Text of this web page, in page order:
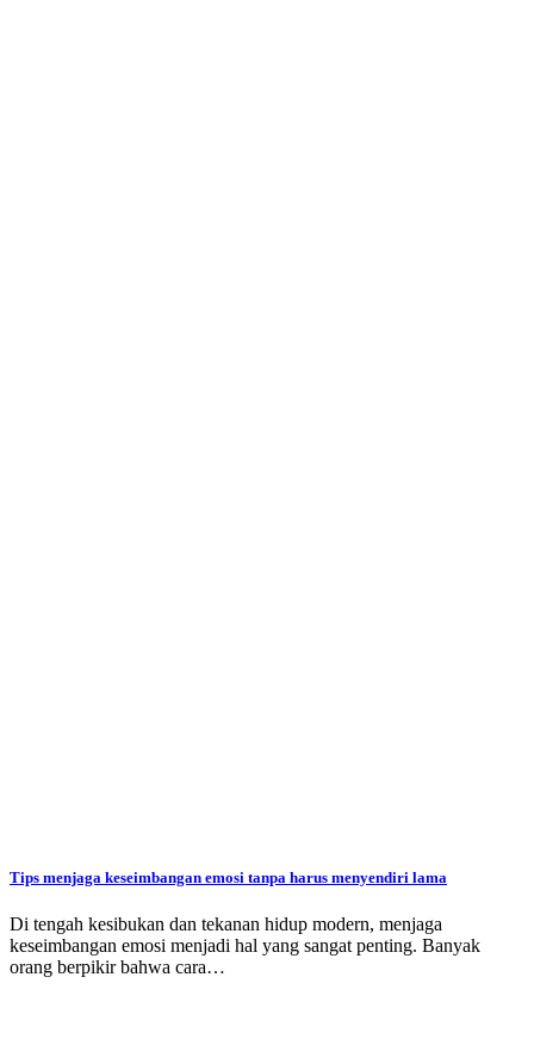
Tips menjaga keseimbangan emosi tanpa harus menyendiri lama
Di tengah kesibukan dan tekanan hidup modern, menjaga
keseimbangan emosi menjadi hal yang sangat penting. Banyak
orang berpikir bahwa cara…